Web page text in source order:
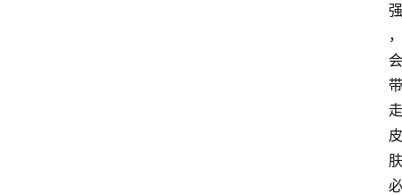
强
，
会
带
走
皮
肤
必